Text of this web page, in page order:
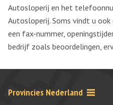
Autosloperij en het
Autosloperij. Soms vindt u
een fax-nummer,
bedrijf zoals beoordelingen,
Provincies Nederland